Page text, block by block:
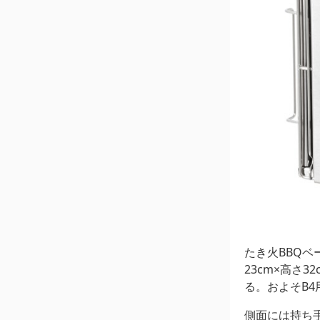
たき火BBQベ
23cm×高さ
る。およそ
側面には持ち